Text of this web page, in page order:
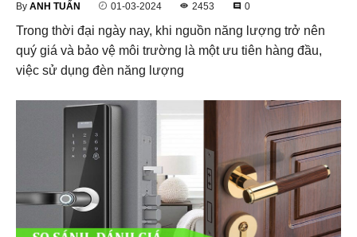
By ANH TUẤN 01-03-2024 2453 0
Trong thời đại ngày nay, khi nguồn năng lượng trở nên
quý giá và bảo vệ môi trường là một ưu tiên hàng đầu,
việc sử dụng đèn năng lượng